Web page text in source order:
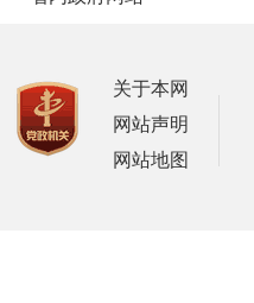
关于本网
网站声明
网站地图